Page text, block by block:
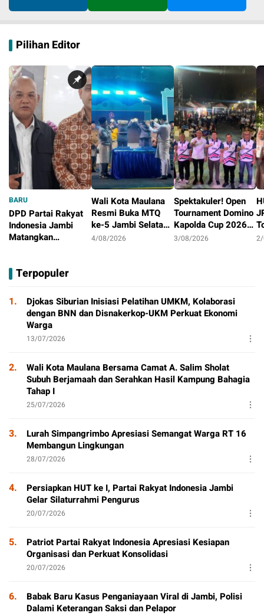
Pilihan Editor
BARU
DPD Partai Rakyat
Indonesia Jambi
Matangkan
Pertama
Wali Kota Maulana
Resmi Buka MTQ
ke-5 Jambi Selatan,
Syiar Al-Qur’an
4/08/2026
Spektakuler! Open
Tournament Domino
Kapolda Cup 2026
Ditutup Meriah,
3/08/2026
Terpopuler
1.
Djokas Siburian Inisiasi Pelatihan UMKM, Kolaborasi
dengan BNN dan Disnakerkop-UKM Perkuat Ekonomi
Warga
13/07/2026
2.
Wali Kota Maulana Bersama Camat A. Salim Sholat
Subuh Berjamaah dan Serahkan Hasil Kampung Bahagia
Tahap I
25/07/2026
3.
Lurah Simpangrimbo Apresiasi Semangat Warga RT 16
Membangun Lingkungan
28/07/2026
4.
Persiapkan HUT ke I, Partai Rakyat Indonesia Jambi
Gelar Silaturrahmi Pengurus
20/07/2026
5.
Patriot Partai Rakyat Indonesia Apresiasi Kesiapan
Organisasi dan Perkuat Konsolidasi
20/07/2026
6.
Babak Baru Kasus Penganiayaan Viral di Jambi, Polisi
Dalami Keterangan Saksi dan Pelapor